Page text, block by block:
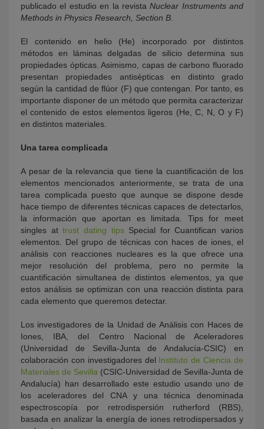
publicado el estudio en la revistaNuclear Instruments and
Methods in Physics Research, Section B.
El contenido en helio (He) incorporado por distintos
métodos en láminas delgadas de silicio determina sus
propiedades ópticas. Asimismo, capas de carbono fluorado
presentan propiedades antisépticas en distinto grado
según la cantidad de flúor (F) que contengan. Por tanto, es
importante disponer de un método que permita caracterizar
el contenido de estos elementos ligeros (He, C, N, O y F)
en distintos materiales.
Una tarea complicada
A pesar de la relevancia que tiene la cuantificación de los
elementos mencionados anteriormente, se trata de una
tarea complicada puesto que aunque se dispone desde
hace tiempo de diferentes técnicas capaces de detectarlos,
la información que aportan es limitada. Tips for meet
singles attrust dating tipsSpecial for Cuantifican varios
elementos. Del grupo de técnicas con haces de iones, el
análisis con reacciones nucleares es la que ofrece una
mejor resolución del problema, pero no permite la
cuantificación simultanea de distintos elementos, ya que
estos análisis se optimizan con una reacción distinta para
cada elemento que queremos detectar.
Los investigadores de la Unidad de Análisis con Haces de
Iones, IBA, del Centro Nacional de Aceleradores
(Universidad de Sevilla-Junta de Andalucía-CSIC) en
colaboración con investigadores del Instituto de Ciencia de
Materiales de Sevilla (CSIC-Universidad de Sevilla-Junta de
Andalucía) han desarrollado este estudio usando uno de
los aceleradores del CNA y una técnica denominada
espectroscopía por retrodispersión rutherford (RBS),
basada en analizar la energía de iones retrodispersados y